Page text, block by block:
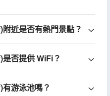
近是否有熱門景點？
否提供 WiFi？
游泳池嗎？